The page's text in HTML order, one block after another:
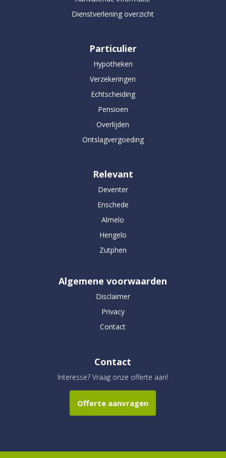
Dienstverlening overzicht
Particulier
Hypotheken
Verzekeringen
Echtscheiding
Pensioen
Overlijden
Ontslagvergoeding
Relevant
Deventer
Enschede
Almelo
Hengelo
Zutphen
Algemene voorwaarden
Disclaimer
Privacy
Contact
Contact
Interesse? Vraag onze offerte aan!
Offerte aanvragen